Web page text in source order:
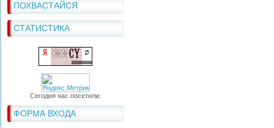
ПОХВАСТАЙСЯ
СТАТИСТИКА
Сегодня нас посетили:
ФОРМА ВХОДА